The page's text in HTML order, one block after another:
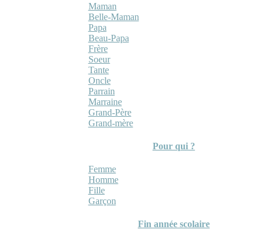
Maman
Belle-Maman
Papa
Beau-Papa
Frère
Soeur
Tante
Oncle
Parrain
Marraine
Grand-Père
Grand-mère
Pour qui ?
Femme
Homme
Fille
Garçon
Fin année scolaire